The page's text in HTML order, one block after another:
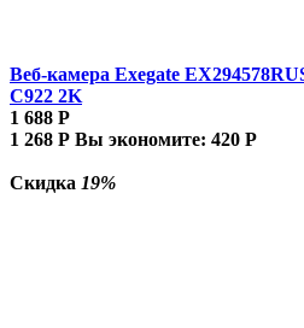
Веб-камера Exegate
C922 2K
1 688 Р
1 268 Р Вы экономите: 420 Р
Скидка 19%